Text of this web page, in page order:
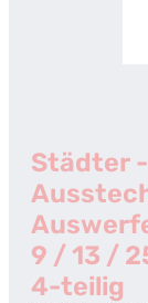
Städter -
9 / 13 /
4-teilig